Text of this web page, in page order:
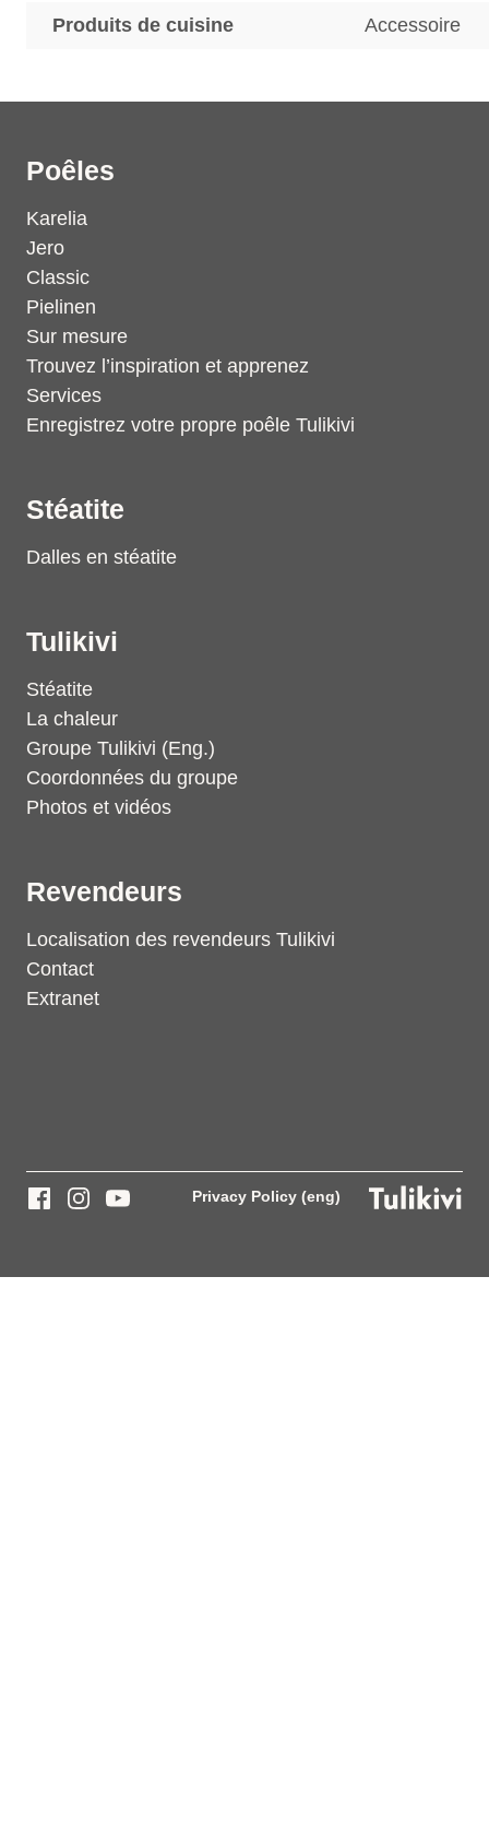
Produits de cuisine Accessoire
Poêles
Karelia
Jero
Classic
Pielinen
Sur mesure
Trouvez l’inspiration et apprenez
Services
Enregistrez votre propre poêle Tulikivi
Stéatite
Dalles en stéatite
Tulikivi
Stéatite
La chaleur
Groupe Tulikivi (Eng.)
Coordonnées du groupe
Photos et vidéos
Revendeurs
Localisation des revendeurs Tulikivi
Contact
Extranet
Privacy Policy (eng)